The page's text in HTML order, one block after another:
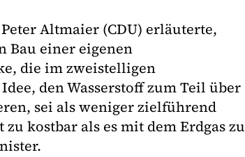
Altmaier (CDU) erläuterte,
Bau einer eigenen
die im zweistelligen
den Wasserstoff zum Teil über
sei als weniger zielführend
kostbar als es mit dem Erdgas zu